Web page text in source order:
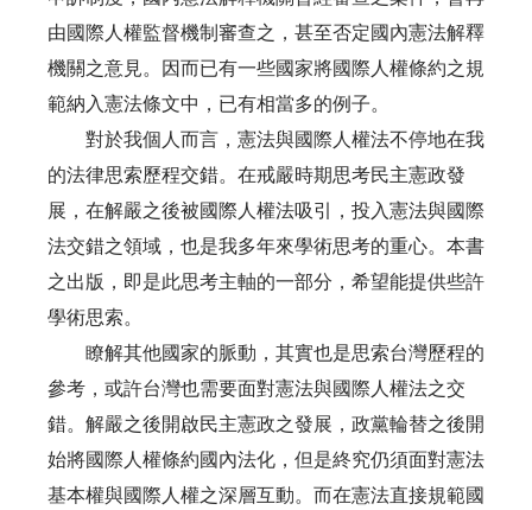
由國際人權監督機制審查之，甚至否定國內憲法解釋
機關之意見。因而已有一些國家將國際人權條約之規
範納入憲法條文中，已有相當多的例子。
對於我個人而言，憲法與國際人權法不停地在我
的法律思索歷程交錯。在戒嚴時期思考民主憲政發
展，在解嚴之後被國際人權法吸引，投入憲法與國際
法交錯之領域，也是我多年來學術思考的重心。本書
之出版，即是此思考主軸的一部分，希望能提供些許
學術思索。
瞭解其他國家的脈動，其實也是思索台灣歷程的
參考，或許台灣也需要面對憲法與國際人權法之交
錯。解嚴之後開啟民主憲政之發展，政黨輪替之後開
始將國際人權條約國內法化，但是終究仍須面對憲法
基本權與國際人權之深層互動。而在憲法直接規範國